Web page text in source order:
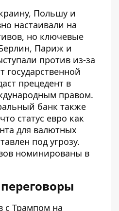
Польшу и
настаивали на
но ключевые
Париж и
против из-за
государственной
прецедент в
правом.
банк также
статус евро как
для валютных
под угрозу.
номинированы в
с Трампом на